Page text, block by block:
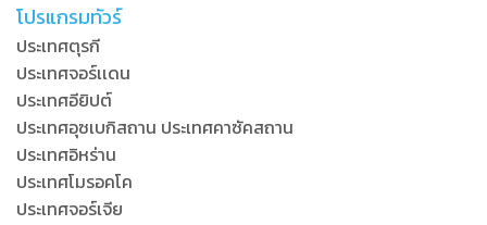
โปรแกรมทัวร์
ประเทศตุรกี
ประเทศจอร์เเดน
ประเทศอียิปต์
ประเทศอุซเบกิสถาน ประเทศคาซัคสถาน
ประเทศอิหร่าน
ประเทศโมรอคโค
ประเทศจอร์เจีย